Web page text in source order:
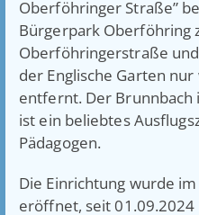
Oberföhringer Straße”
Bürgerpark Oberföhring
Oberföhringerstraße
der Englische Garten
entfernt. Der
ist ein beliebtes
Pädagogen.
Die Einrichtung wurde
eröffnet, seit